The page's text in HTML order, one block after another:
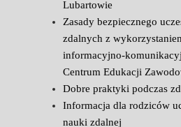
Lubartowie
Zasady bezpiecznego
zdalnych z
informacyjno-
Centrum Edukacji
Dobre praktyki podczas
Informacja dla rodziców
nauki zdalnej